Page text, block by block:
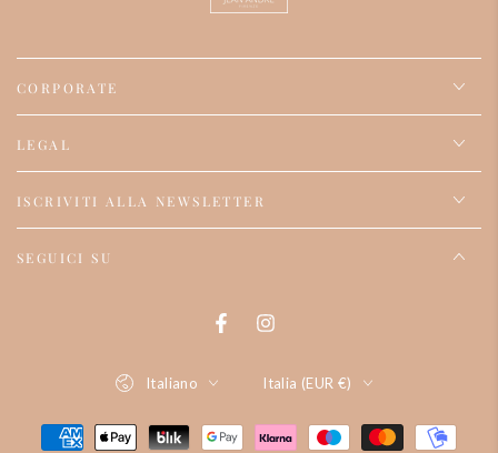
CORPORATE
LEGAL
ISCRIVITI ALLA NEWSLETTER
SEGUICI SU
FacebookInstagram
Italiano Italia (EUR €)
Modalità